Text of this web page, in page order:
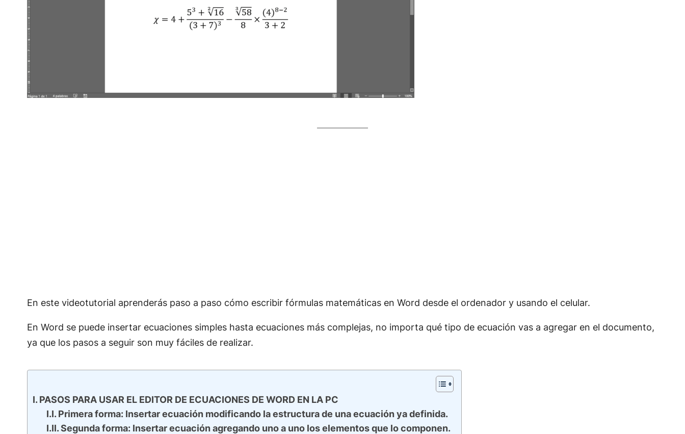
En este videotutorial aprenderás paso a paso cómo escribir fórmulas matemáticas en Word desde el ordenador y usando el celular.
En Word se puede insertar ecuaciones simples hasta ecuaciones más complejas, no importa qué tipo de ecuación vas a agregar en el documento,
ya que los pasos a seguir son muy fáciles de realizar.
PASOS PARA USAR EL EDITOR DE ECUACIONES DE WORD EN LA PC
Primera forma: Insertar ecuación modificando la estructura de una ecuación ya definida.
Segunda forma: Insertar ecuación agregando uno a uno los elementos que lo componen.